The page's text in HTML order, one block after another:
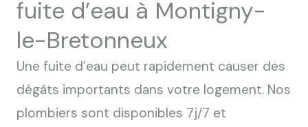
fuite d’eau à Montigny-
le-Bretonneux
Une fuite d’eau peut rapidement causer des
dégâts importants dans votre logement. Nos
plombiers sont disponibles 7j/7 et